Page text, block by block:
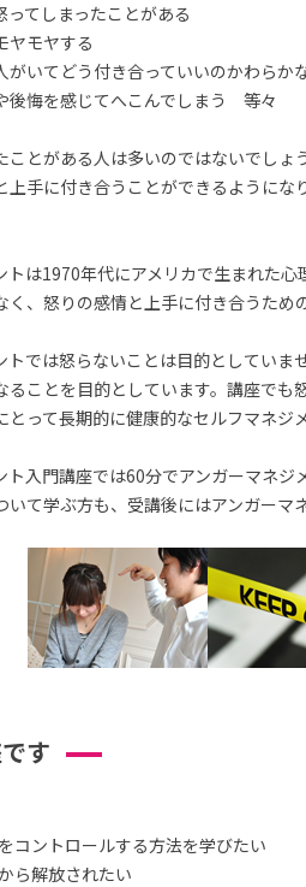
ってしまったことがある
ヤモヤする
がいてどう付き合っていいのかわらか
後悔を感じてへこんでしまう 等々
ことがある人は多いのではないでし
上手に付き合うことができるように
トは1970年代にアメリカで生まれた
、怒りの感情と上手に付き合うため
トでは怒らないことは目的としてい
ることを目的としています。講座で
って長期的に健康的なセルフマネジ
ト入門講座では60分でアンガーマネ
いて学ぶ方も、受講後にはアンガーマ
す
コントロールする方法を学びたい
ら解放されたい